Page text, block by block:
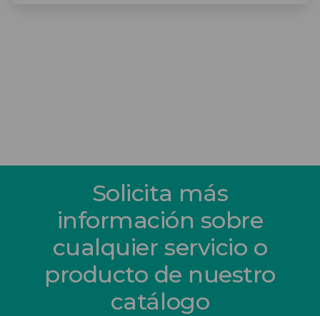
Solicita más
información sobre
cualquier servicio o
producto de nuestro
catálogo